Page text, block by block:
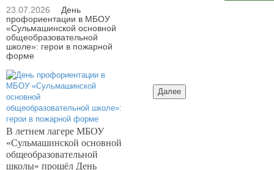
23.07.2026
День
профориентации в МБОУ
«Сульмашинской основной
общеобразовательной
школе»: герои в пожарной
форме
В летнем лагере МБОУ
«Сульмашинской основной
общеобразовательной
школы» прошёл День